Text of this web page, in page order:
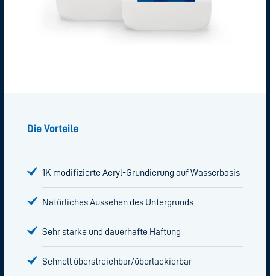
Die Vorteile
1K modifizierte Acryl-Grundierung auf Wasserbasis
Natürliches Aussehen des Untergrunds
Sehr starke und dauerhafte Haftung
Schnell überstreichbar/überlackierbar